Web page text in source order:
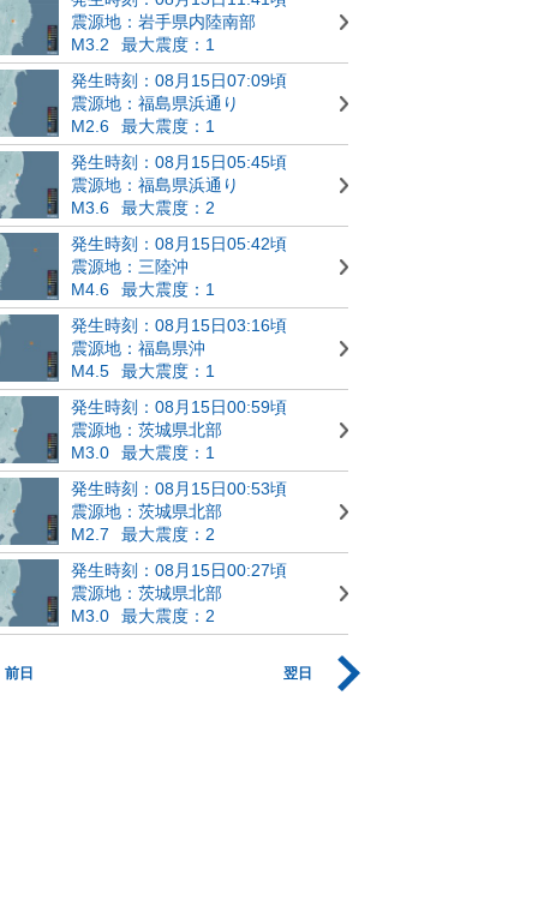
震源地：岩手県内陸南部
M3.2
最大震度：1
発生時刻：08月15日07:09頃
震源地：福島県浜通り
M2.6
最大震度：1
発生時刻：08月15日05:45頃
震源地：福島県浜通り
M3.6
最大震度：2
発生時刻：08月15日05:42頃
震源地：三陸沖
M4.6
最大震度：1
発生時刻：08月15日03:16頃
震源地：福島県沖
M4.5
最大震度：1
発生時刻：08月15日00:59頃
震源地：茨城県北部
M3.0
最大震度：1
発生時刻：08月15日00:53頃
震源地：茨城県北部
M2.7
最大震度：2
発生時刻：08月15日00:27頃
震源地：茨城県北部
M3.0
最大震度：2
前日 翌日